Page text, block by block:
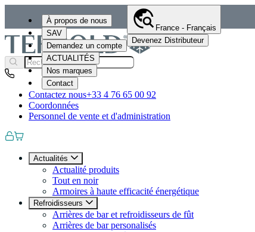
À propos de nous
SAV
Demandez un compte
ACTUALITÉS
Nos marques
Contact
France - Français
Devenez Distributeur
Contactez nous+33 4 76 65 00 92
Coordonnées
Personnel de vente et d'administration
Actualités
Actualité produits
Tout en noir
Armoires à haute efficacité énergétique
Refroidisseurs
Arrières de bar et refroidisseurs de fût
Arrières de bar personalisés